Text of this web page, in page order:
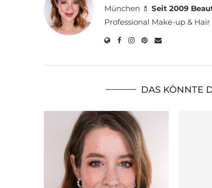
München 💄 Seit 2009
Professional Make-up &
DAS KÖNNTE